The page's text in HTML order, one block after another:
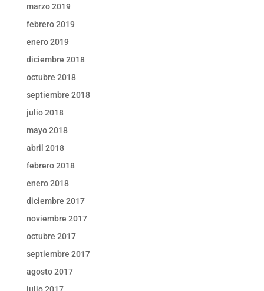
marzo 2019
febrero 2019
enero 2019
diciembre 2018
octubre 2018
septiembre 2018
julio 2018
mayo 2018
abril 2018
febrero 2018
enero 2018
diciembre 2017
noviembre 2017
octubre 2017
septiembre 2017
agosto 2017